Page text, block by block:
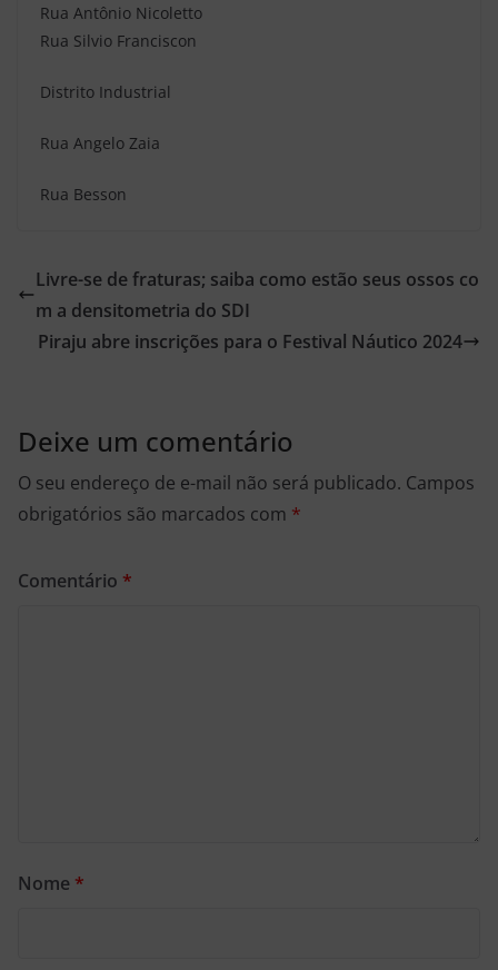
Rua Antônio Nicoletto
Rua Silvio Franciscon
Distrito Industrial
Rua Angelo Zaia
Rua Besson
Livre-se de fraturas; saiba como estão seus ossos co
m a densitometria do SDI
Piraju abre inscrições para o Festival Náutico 2024
Deixe um comentário
O seu endereço de e-mail não será publicado. Campos
obrigatórios são marcados com *
Comentário *
Nome *